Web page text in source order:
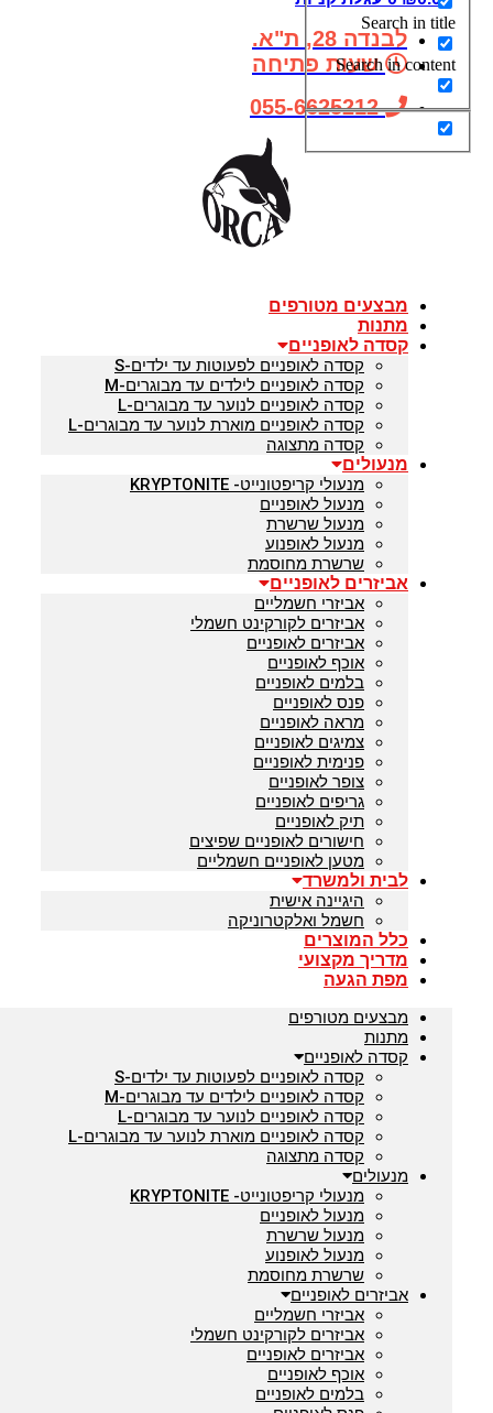
Search in
Search in
לבנדה 28, ת"א.
שעות פתיחה
055-6625212
מבצעים מטורפים
מתנות
קסדה לאופניים
קסדה לאופניים לפעוטות עד ילדים-S
קסדה לאופניים לילדים עד מבוגרים-M
קסדה לאופניים לנוער עד מבוגרים-L
קסדה לאופניים מוארת לנוער עד מבוגרים-L
קסדה מתצוגה
מנעולים
מנעולי קריפטונייט- KRYPTONITE
מנעול לאופניים
מנעול שרשרת
מנעול לאופנוע
שרשרת מחוסמת
אביזרים לאופניים
אביזרי חשמליים
אביזרים לקורקינט חשמלי
אביזרים לאופניים
אוכף לאופניים
בלמים לאופניים
פנס לאופניים
מראה לאופניים
צמיגים לאופניים
פנימית לאופניים
צופר לאופניים
גריפים לאופניים
תיק לאופניים
חישורים לאופניים שפיצים
מטען לאופניים חשמליים
לבית ולמשרד
היגיינה אישית
חשמל ואלקטרוניקה
כלל המוצרים
מדריך מקצועי
מפת הגעה
מבצעים מטורפים
מתנות
קסדה לאופניים
קסדה לאופניים לפעוטות עד ילדים-S
קסדה לאופניים לילדים עד מבוגרים-M
קסדה לאופניים לנוער עד מבוגרים-L
קסדה לאופניים מוארת לנוער עד מבוגרים-L
קסדה מתצוגה
מנעולים
מנעולי קריפטונייט- KRYPTONITE
מנעול לאופניים
מנעול שרשרת
מנעול לאופנוע
שרשרת מחוסמת
אביזרים לאופניים
אביזרי חשמליים
אביזרים לקורקינט חשמלי
אביזרים לאופניים
אוכף לאופניים
בלמים לאופניים